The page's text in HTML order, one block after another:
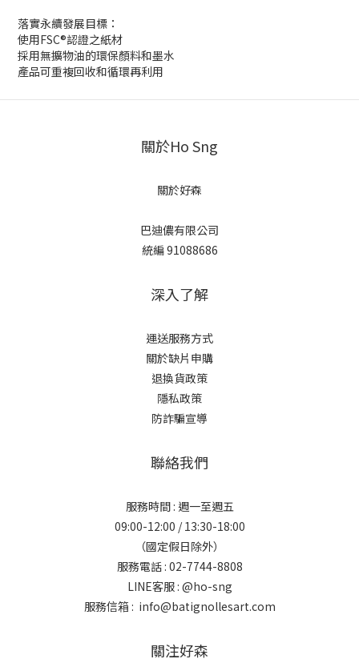
落實永續發展目標：
使用FSC®認證之紙材
採用無擴物油的環保顏料和墨水
產品可重複回收和循環再利用
關於Ho Sng
關於好森
巴迪儂有限公司
統編 91088686
深入了解
運送服務方式
關於缺片申購
退換貨政策
隱私政策
防詐騙宣導
聯絡我們
服務時間 : 週一至週五
09:00-12:00 / 13:30-18:00
（國定假日除外）
服務電話 : 02-7744-8808
LINE客服 : @ho-sng
服務信箱 : info@batignollesart.com
關注好森